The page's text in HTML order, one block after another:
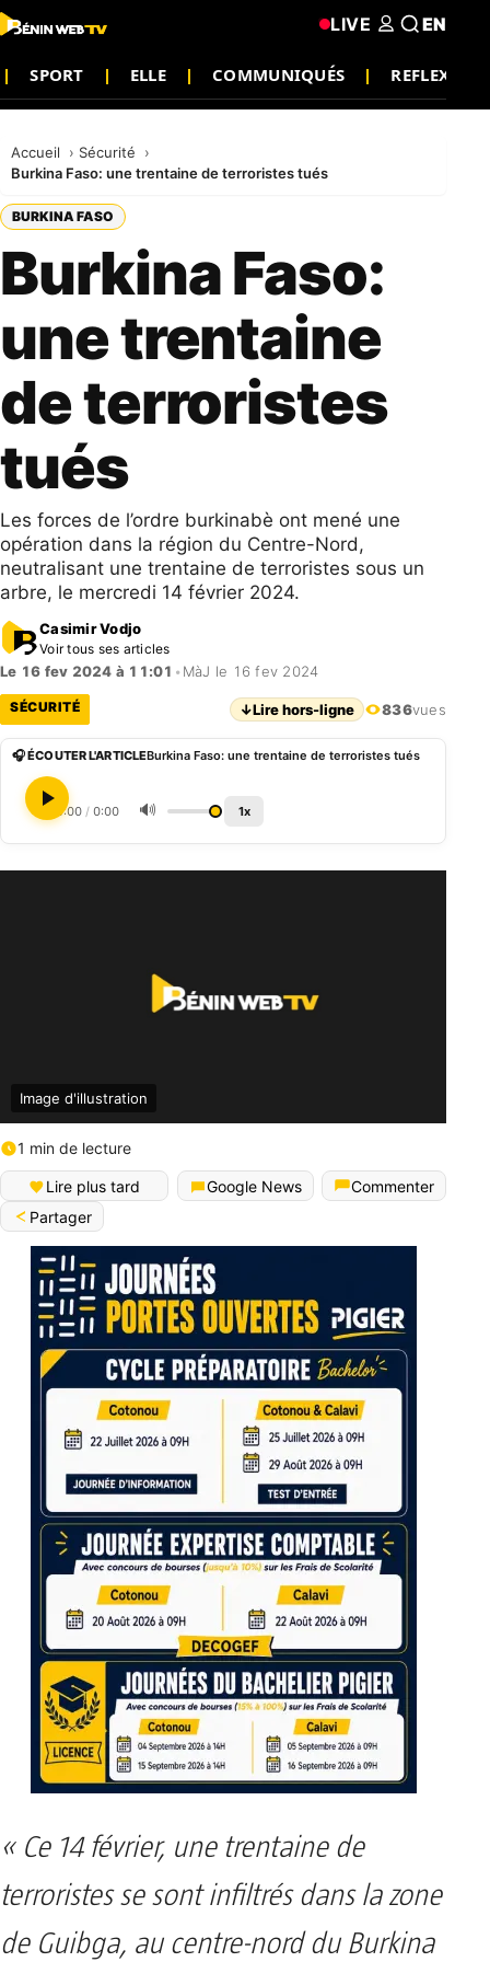
SPORT ELLE COMMUNIQUÉS REFLEXION
LIVE EN
Accueil
Sécurité
Burkina Faso: une trentaine de terroristes tués
BURKINA FASO
Burkina Faso:
une trentaine
de terroristes
tués
Les forces de l’ordre burkinabè ont mené une
opération dans la région du Centre-Nord,
neutralisant une trentaine de terroristes sous un
arbre, le mercredi 14 février 2024.
Casimir Vodjo
Voir tous ses articles
Le 16 fev 2024 à 11:01 • MàJ le 16 fev 2024
SÉCURITÉ ↓Lire hors-ligne 836vues
🎧 ÉCOUTER L'ARTICLEBurkina Faso: une trentaine de terroristes tués
0:00 / 0:00 🔊 1x
Image d'illustration
1 min de lecture
Lire plus tard Google News
Commenter
Partager
« Ce 14 février, une trentaine de
terroristes se sont infiltrés dans la zone
de Guibga, au centre-nord du Burkina